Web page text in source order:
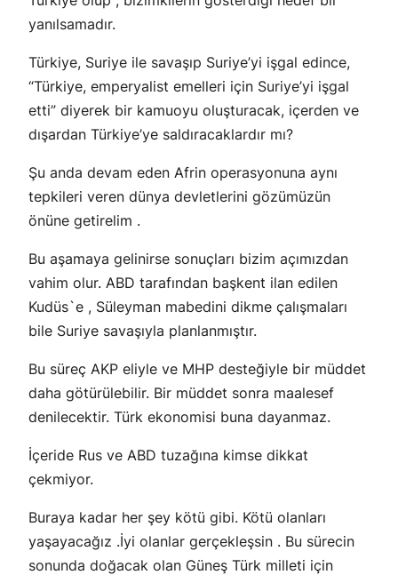
yanılsamadır.
Türkiye, Suriye ile savaşıp Suriye’yi işgal edince,
“Türkiye, emperyalist emelleri için Suriye’yi işgal
etti” diyerek bir kamuoyu oluşturacak, içerden ve
dışardan Türkiye’ye saldıracaklardır mı?
Şu anda devam eden Afrin operasyonuna aynı
tepkileri veren dünya devletlerini gözümüzün
önüne getirelim .
Bu aşamaya gelinirse sonuçları bizim açımızdan
vahim olur. ABD tarafından başkent ilan edilen
Kudüs`e , Süleyman mabedini dikme çalışmaları
bile Suriye savaşıyla planlanmıştır.
Bu süreç AKP eliyle ve MHP desteğiyle bir müddet
daha götürülebilir. Bir müddet sonra maalesef
denilecektir. Türk ekonomisi buna dayanmaz.
İçeride Rus ve ABD tuzağına kimse dikkat
çekmiyor.
Buraya kadar her şey kötü gibi. Kötü olanları
yaşayacağız .İyi olanlar gerçekleşsin . Bu sürecin
sonunda doğacak olan Güneş Türk milleti için